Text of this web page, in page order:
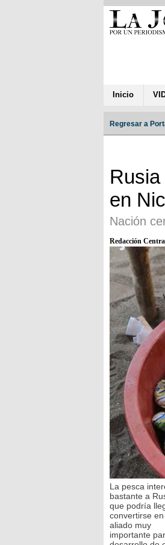
Inicio
Regresar a
en
Nación
Redacción
La pesca
bastante a
que podría
convertirse en
aliado muy
importante